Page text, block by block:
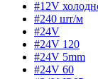
#12V
#240 шт/м
#24V
#24V 120
#24V 5mm
#24V 60